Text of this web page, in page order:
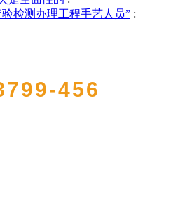
检测办理工程手艺人员” :
456